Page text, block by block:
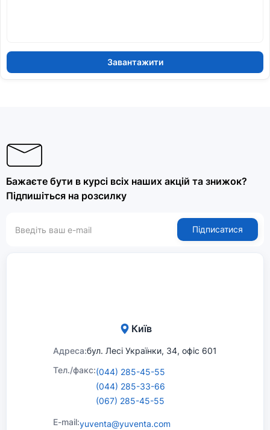
Завантажити
Бажаєте бути в курсі всіх наших акцій та знижок?
Підпишіться на розсилку
Підписатися
Київ
Адреса:бул. Лесі Українки, 34, офіс 601
Тел./факс:(044) 285-45-55
(044) 285-33-66
(067) 285-45-55
E-mail:yuventa@yuventa.com